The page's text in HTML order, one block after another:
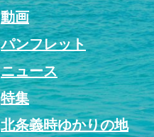
動画
パンフレット
ニュース
特集
北条義時ゆかりの地